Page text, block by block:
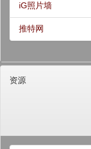
iG照片墙
推特网
资源